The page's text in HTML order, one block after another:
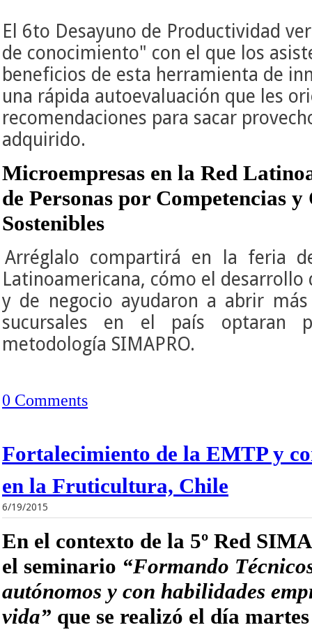
El 6to Desayuno de Productividad
de conocimiento" con el que los
beneficios de esta herramienta de
una rápida autoevaluación que les
recomendaciones para sacar
adquirido.
Microempresas en la Red
de Personas por Competencias
Sostenibles
Arréglalo compartirá en la feria
Latinoamericana, cómo el desarrollo
y de negocio ayudaron a abrir
sucursales en el país optaran
metodología SIMAPRO.
0 Comments
Fortalecimiento de la EMTP y
en la Fruticultura, Chile
6/19/2015
En el contexto de la 5º Red
el seminario “Formando
autónomos y con habilidades
vida” que se realizó el día